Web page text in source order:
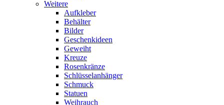
Weitere
Aufkleber
Behälter
Bilder
Geschenkideen
Geweiht
Kreuze
Rosenkränze
Schlüsselanhänger
Schmuck
Statuen
Weihrauch